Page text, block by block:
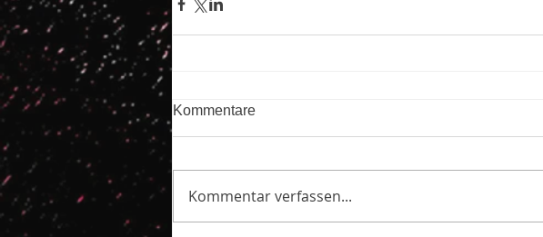
Kommentare
Kommentar verfassen...